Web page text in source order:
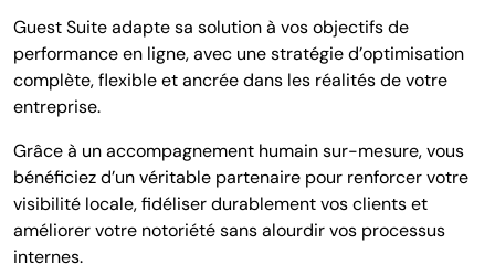
Guest Suite adapte sa solution à vos objectifs de
performance en ligne, avec une stratégie d’optimisation
complète, flexible et ancrée dans les réalités de votre
entreprise.
Grâce à un accompagnement humain sur-mesure, vous
bénéficiez d’un véritable partenaire pour renforcer votre
visibilité locale, fidéliser durablement vos clients et
améliorer votre notoriété sans alourdir vos processus
internes.